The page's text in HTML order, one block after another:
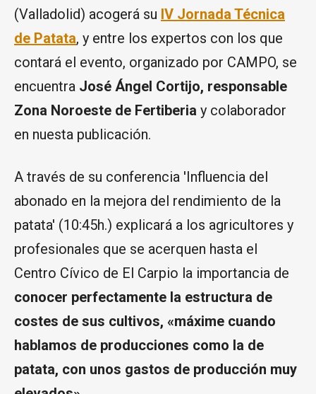
(Valladolid) acogerá su IV Jornada Técnica
de Patata, y entre los expertos con los que
contará el evento, organizado por CAMPO, se
encuentra José Ángel Cortijo, responsable
Zona Noroeste de Fertiberia y colaborador
en nuesta publicación.
A través de su conferencia 'Influencia del
abonado en la mejora del rendimiento de la
patata' (10:45h.) explicará a los agricultores y
profesionales que se acerquen hasta el
Centro Cívico de El Carpio la importancia de
conocer perfectamente la estructura de
costes de sus cultivos, «máxime cuando
hablamos de producciones como la de
patata, con unos gastos de producción muy